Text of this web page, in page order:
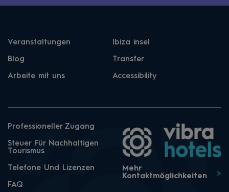
Veranstaltungen Ibiza insel
Blog Transfer
Arbeite mit uns Accessibility
Professioneller Zugang
Steuer Für Nachhaltigen
Tourismus
Telefone Und Lizenzen
FAQ
Mehr
Kontaktmöglichkeiten